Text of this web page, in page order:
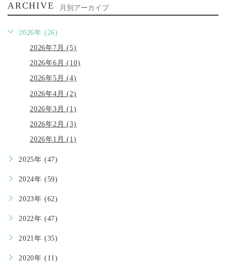
ARCHIVE 月別アーカイブ
2026年 (26)
2026年7月 (5)
2026年6月 (10)
2026年5月 (4)
2026年4月 (2)
2026年3月 (1)
2026年2月 (3)
2026年1月 (1)
2025年 (47)
2024年 (59)
2023年 (62)
2022年 (47)
2021年 (35)
2020年 (11)